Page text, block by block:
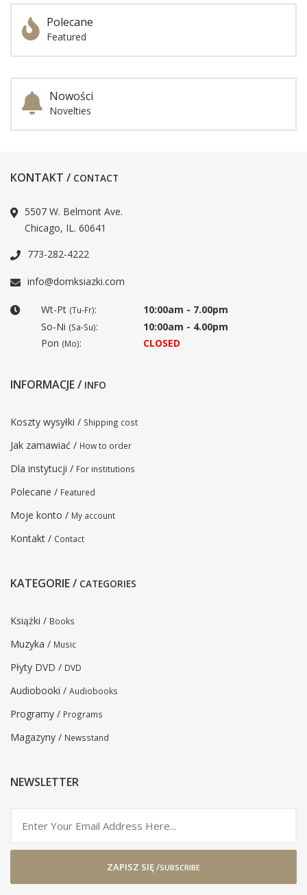
Polecane
Featured
Nowości
Novelties
KONTAKT / CONTACT
5507 W. Belmont Ave.
Chicago, IL. 60641
773-282-4222
info@domksiazki.com
Wt-Pt (Tu-Fr):
10:00am - 7.00pm
So-Ni (Sa-Su):
10:00am - 4.00pm
Pon (Mo): CLOSED
INFORMACJE / INFO
Koszty wysyłki / Shipping cost
Jak zamawiać / How to order
Dla instytucji / For institutions
Polecane / Featured
Moje konto / My account
Kontakt / Contact
KATEGORIE / CATEGORIES
Książki / Books
Muzyka / Music
Płyty DVD / DVD
Audiobooki / Audiobooks
Programy / Programs
Magazyny / Newsstand
NEWSLETTER
ZAPISZ SIĘ /SUBSCRIBE